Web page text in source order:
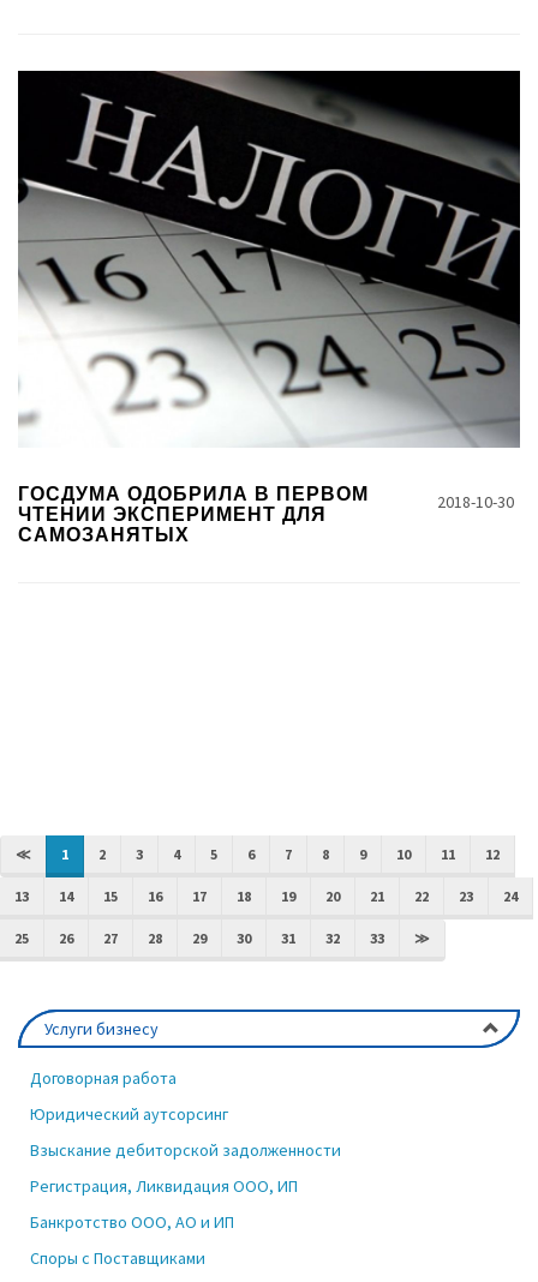
2018-10-30
ГОСДУМА ОДОБРИЛА В ПЕРВОМ
ЧТЕНИИ ЭКСПЕРИМЕНТ ДЛЯ
САМОЗАНЯТЫХ
≪ 1 2 3 4 5 6 7 8 9 10 11 12
13 14 15 16 17 18 19 20 21 22 23 24
25 26 27 28 29 30 31 32 33 ≫
Услуги бизнесу
Договорная работа
Юридический аутсорсинг
Взыскание дебиторской задолженности
Регистрация, Ликвидация ООО, ИП
Банкротство ООО, АО и ИП
Споры с Поставщиками